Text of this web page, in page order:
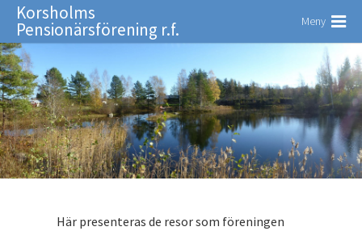
Korsholms
Pensionärsförening r.f. Meny
Här presenteras de resor som föreningen